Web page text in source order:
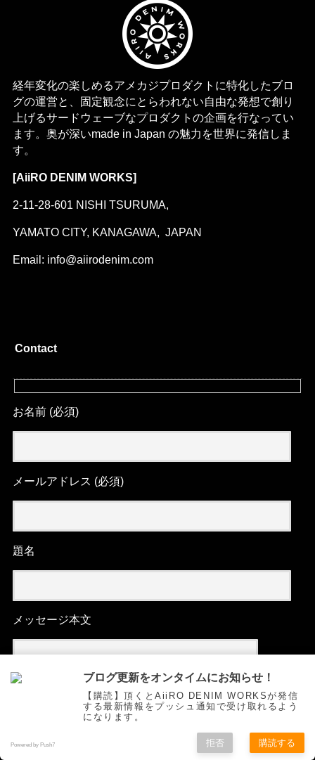
経年変化の楽しめるアメカジプロダクトに特化したブロ
グの運営と、固定観念にとらわれない自由な発想で創り
上げるサードウェーブなプロダクトの企画を行なってい
ます。奥が深いmade in Japan の魅力を世界に発信しま
す。
[AiiRO DENIM WORKS]
2-11-28-601 NISHI TSURUMA,
YAMATO CITY, KANAGAWA, JAPAN
Email: info@aiirodenim.com
Contact
お名前 (必須)
メールアドレス (必須)
題名
メッセージ本文
ブログ更新をオンタイムにお知らせ！
【購読】頂くとAiiRO DENIM WORKSが発信
する最新情報をプッシュ通知で受け取れるよう
になります。
Powered by Push7 拒否 購読する